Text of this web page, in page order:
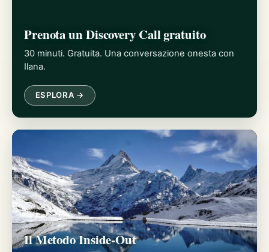
Prenota un Discovery Call gratuito
30 minuti. Gratuita. Una conversazione onesta con
Ilana.
ESPLORA →
Il Metodo Inside-Out